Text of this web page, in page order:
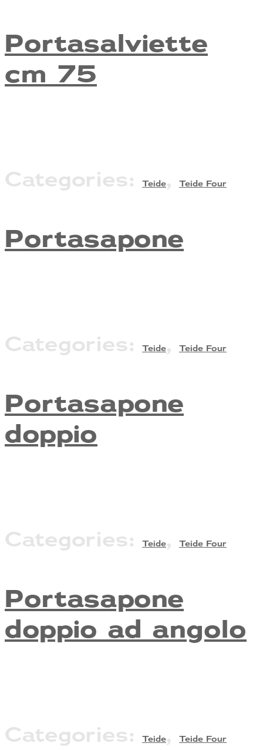
Portasalviette
cm 75
Categories: Teide, Teide Four
Portasapone
Categories: Teide, Teide Four
Portasapone
doppio
Categories: Teide, Teide Four
Portasapone
doppio ad angolo
Categories: Teide, Teide Four